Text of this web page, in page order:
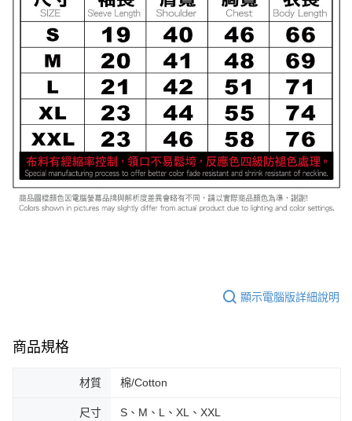
顯示電腦版詳細說明
商品規格
材質 棉/Cotton
尺寸 S、M、L、XL、XXL